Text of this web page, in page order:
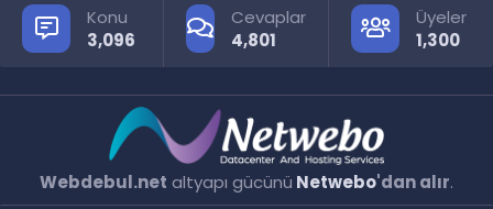
Konu
3,096
Cevaplar
4,801
Üyeler
1,300
Webdebul.net altyapı gücünü Netwebo'dan alır.